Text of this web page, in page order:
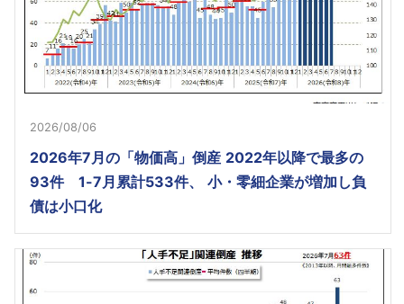
2026/08/06
2026年7月の「物価高」倒産 2022年以降で最多の
93件 1-7月累計533件、 小・零細企業が増加し負
債は小口化